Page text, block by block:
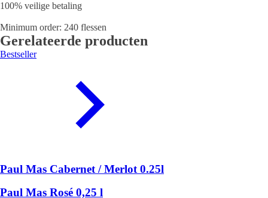
100% veilige betaling
Minimum order: 240 flessen
Gerelateerde producten
Bestseller
Paul Mas Cabernet / Merlot 0.25l
Paul Mas Rosé 0,25 l